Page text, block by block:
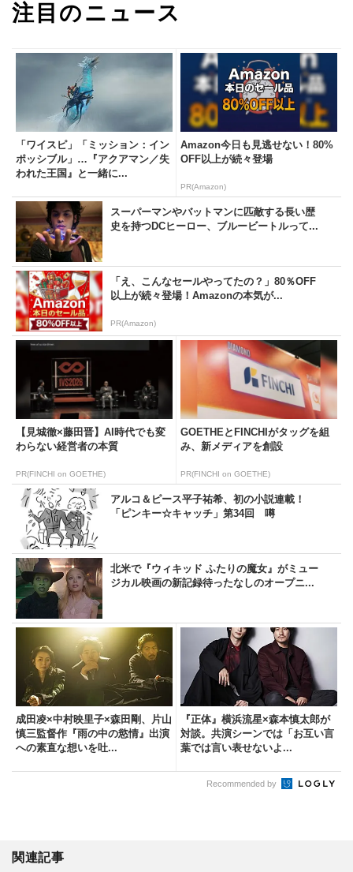
注目のニュース
「ワイスピ」「ミッション：イン
ポッシブル」…『アクアマン／失
われた王国』と一緒に...
Amazon今日も見逃せない！80%
OFF以上が続々登場
PR(Amazon)
スーパーマンやバットマンに匹敵する長い歴
史を持つDCヒーロー、ブルービートルって...
「え、こんなセールやってたの？」80％OFF
以上が続々登場！Amazonの本気が...
PR(Amazon)
【見城徹×藤田晋】AI時代でも変
わらない経営者の本質
PR(FINCHI on GOETHE)
GOETHEとFINCHIがタッグを組
み、新メディアを創設
PR(FINCHI on GOETHE)
アルコ＆ピース平子祐希、初の小説連載！
「ピンキー☆キャッチ」第34回 噂
北米で『ウィキッド ふたりの魔女』がミュー
ジカル映画の新記録待ったなしのオープニ...
成田凌×中村映里子×森田剛、片山
慎三監督作『雨の中の慾情』出演
への素直な想いを吐...
『正体』横浜流星×森本慎太郎が
対談。共演シーンでは「お互い言
葉では言い表せないよ...
Recommended by
関連記事